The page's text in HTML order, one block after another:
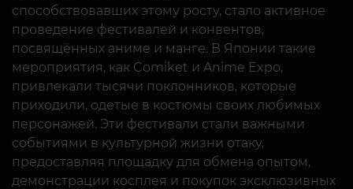
способствовавших этому росту, стало активное
проведение фестивалей и конвентов,
посвящённых аниме и манге. В Японии такие
мероприятия, как Comiket и Anime Expo,
привлекали тысячи поклонников, которые
приходили, одетые в костюмы своих любимых
персонажей. Эти фестивали стали важными
событиями в культурной жизни отаку,
предоставляя площадку для обмена опытом,
демонстрации косплея и покупок эксклюзивных